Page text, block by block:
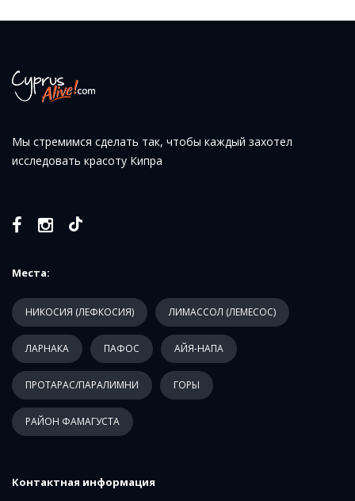
Мы стремимся сделать так, чтобы каждый захотел
исследовать красоту Кипра
Места:
НИКОСИЯ (ЛЕФКОСИЯ) ЛИМАССОЛ (ЛЕМЕСОС)
ЛАРНАКА ПАФОС АЙЯ-НАПА
ПРОТАРАС/ПАРАЛИМНИ ГОРЫ
РАЙОН ФАМАГУСТА
Контактная информация